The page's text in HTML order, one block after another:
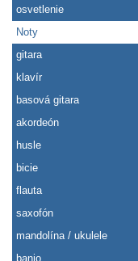
osvetlenie
Noty
gitara
klavír
basová gitara
akordeón
husle
bicie
flauta
saxofón
mandolína / ukulele
banjo